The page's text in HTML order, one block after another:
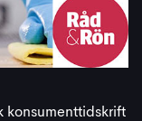
konsumenttidskrift